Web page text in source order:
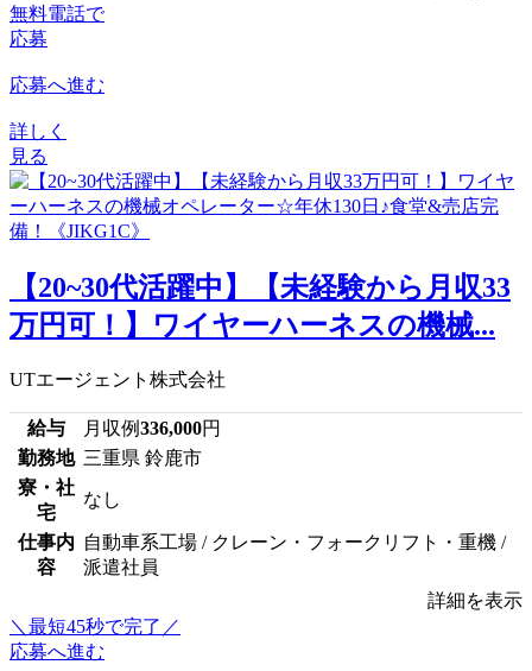
無料電話で
応募
応募へ進む
詳しく
見る
【20~30代活躍中】【未経験から月収33
万円可！】ワイヤーハーネスの機械...
UTエージェント株式会社
給与 月収例336,000円
勤務地 三重県 鈴鹿市
寮・社
宅
なし
仕事内
容
自動車系工場 / クレーン・フォークリフト・重機 /
派遣社員
詳細を表示
＼最短45秒で完了／
応募へ進む